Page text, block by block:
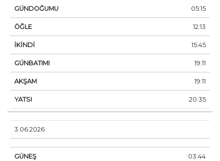
05:15
12:13
15:45
19:11
19:11
20:35
3.06.2026
03:44